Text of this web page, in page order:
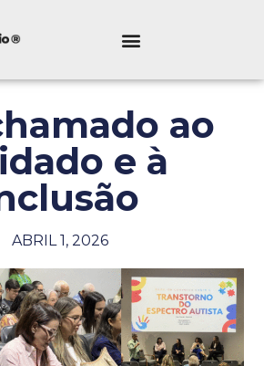
ao
e à
ABRIL 1, 2026